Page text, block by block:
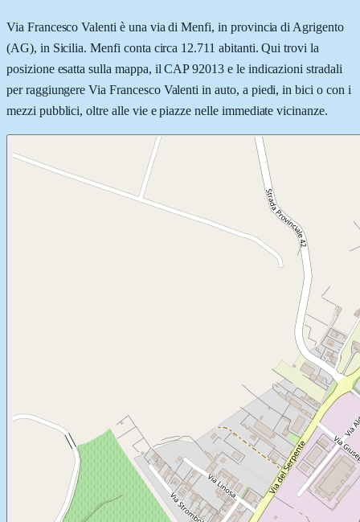
Via Francesco Valenti è una via di Menfi, in provincia di Agrigento
(AG), in Sicilia. Menfi conta circa 12.711 abitanti. Qui trovi la
posizione esatta sulla mappa, il CAP 92013 e le indicazioni stradali
per raggiungere Via Francesco Valenti in auto, a piedi, in bici o con i
mezzi pubblici, oltre alle vie e piazze nelle immediate vicinanze.